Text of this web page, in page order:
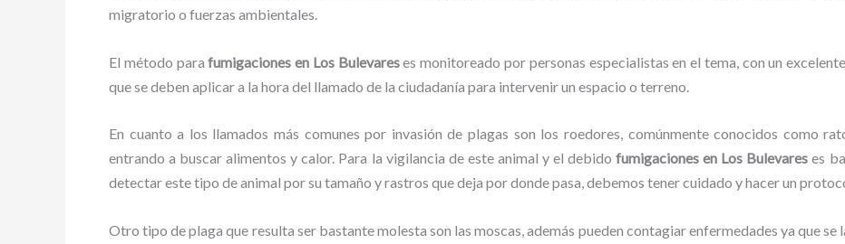
migratorio o fuerzas ambientales.
El método parafumigaciones en Los Bulevareses monitoreado por personas especialistas en el tema, con un
que se deben aplicar a la hora del llamado de la ciudadanía para intervenir un espacio o terreno.
En cuanto a los llamados más comunes por invasión de plagas son los roedores, comúnmente conocidos como
entrando a buscar alimentos y calor. Para la vigilancia de este animal y el debidofumigaciones en Los Bulevareses
detectar este tipo de animal por su tamaño y rastros que deja por donde pasa, debemos tener cuidado y hacer un
Otro tipo de plaga que resulta ser bastante molesta son las moscas, además pueden contagiar enfermedades ya que se